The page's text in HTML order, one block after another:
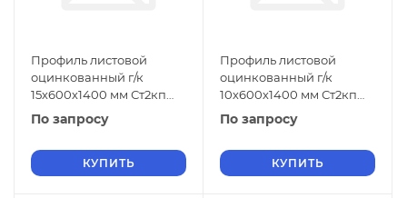
Профиль листовой
оцинкованный г/к
15х600х1400 мм Ст2кп
ГОСТ 9234-74
По запросу
КУПИТЬ
Профиль листовой
оцинкованный г/к
10х600х1400 мм Ст2кп
ГОСТ 9234-74
По запросу
КУПИТЬ